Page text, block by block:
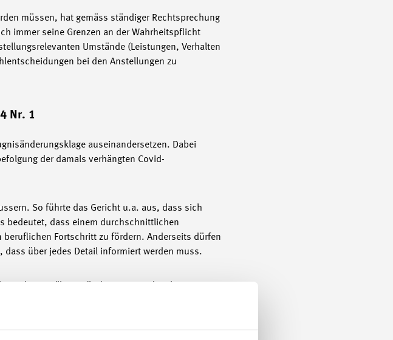
müssen, hat gemäss ständiger Rechtsprechung
immer seine Grenzen an der Wahrheitspflicht
Umstände (Leistungen, Verhalten
bei den Anstellungen zu
Nr. 1
auseinandersetzen. Dabei
der damals verhängten Covid-
So führte das Gericht u.a. aus, dass sich
bedeutet, dass einem durchschnittlichen
Fortschritt zu fördern. Anderseits dürfen
über jedes Detail informiert werden muss.
erwähnte Kündigungsgrund rechtens war.
die grundsätzliche Eignung eines Arbeitnehmers
zu werden, diesen Grund im